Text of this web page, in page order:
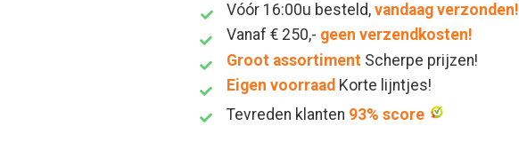
Vóór 16:00u besteld, vandaag verzonden!
Vanaf € 250,- geen verzendkosten!
Groot assortiment Scherpe prijzen!
Eigen voorraad Korte lijntjes!
Tevreden klanten 93% score